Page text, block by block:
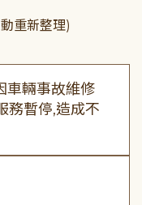
重新整理)
車輛事故維修
務暫停,造成不